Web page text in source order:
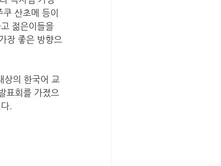
산초메 등이
젊은이들을
장 좋은 방향으
의 한국어 교
표회를 가졌으
.